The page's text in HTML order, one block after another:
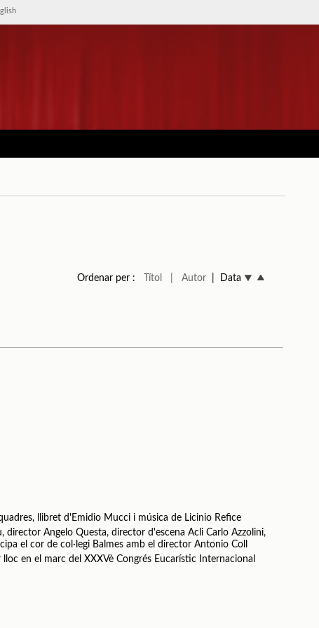
Ordenar per : Títol | Autor| Data
llibret d'Emidio Mucci i música de Licinio Refice
director Angelo Questa, director d'escena Acli Carlo Azzolini,
el cor de col·legi Balmes amb el director Antonio Coll
en el marc del XXXVè Congrés Eucarístic Internacional